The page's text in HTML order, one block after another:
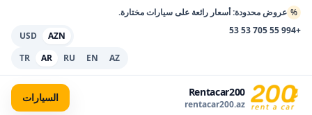
% عروض محدودة: أسعار رائعة على سيارات مختارة.
+994 55 705 53 53
AZN
USD
AZ
EN
RU
AR
TR
Rentacar200
rentacar200.az
السيارات